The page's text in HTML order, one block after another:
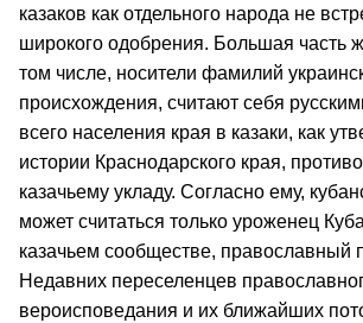
казаков как отдельного народа не
широкого одобрения. Большая часть
том числе, носители фамилий
происхождения, считают себя
всего населения края в казаки, как
истории Краснодарского края,
казачьему укладу. Согласно ему,
может считаться только уроженец
казачьем сообществе, православный
Недавних переселенцев
вероисповедания и их ближайших